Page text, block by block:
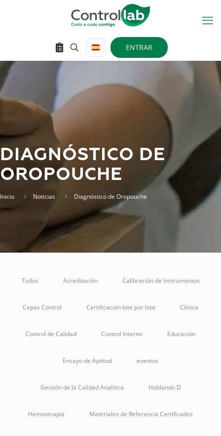
ENTRAR
DIAGNÓSTICO DE
OROPOUCHE
Inicio Noticias Diagnóstico de Oropouche
Todos Acreditación Calibración de Instrumentos
Cepas Control Certificación lote por lote Clínica
Control de Calidad Control Interno Educación
Ensayo de Aptitud eventos
Gestión de la Calidad Analítica Hablando D
Hemoterapia Materiales de Referencia Certificados